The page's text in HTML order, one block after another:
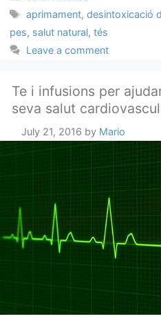
Tags
aprimament, desintoxicació
pes, salut natural,tés
Leave a comment
Te i infusions per
seva salut
July 21, 2016 by Mario